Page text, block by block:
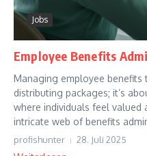
Jobs
Employee Benefits
Managing employee
distributing packages; it’s
where individuals feel valued
intricate web of benefits
profishunter 28. Juli 2025